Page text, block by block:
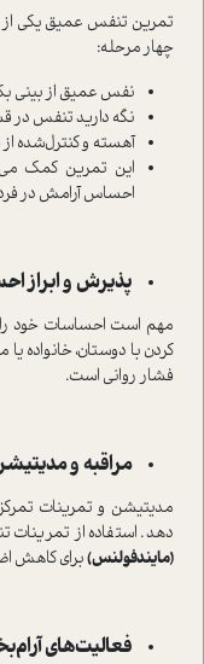
تمرین تنفس عمیق یکی
چهار مرحله:
نفس عمیق از بینی
نگه دارید تنفس در
آهسته و کنترل‌شده
این تمرین کمک
احساس آرامش در
پذیرش و ابراز
مهم است احساسات خود را
کردن با دوستان، خانواده
فشار روانی است.
مراقبه و
مدیتیشن و تمرینات
دهد. استفاده از تمرینات
(مایندفولنس)برای کاهش
فعالیت‌های